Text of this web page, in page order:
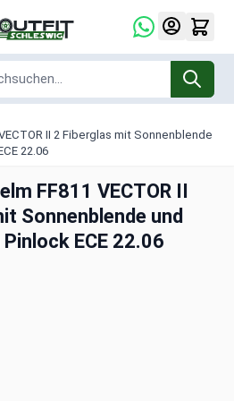
II 2 Fiberglas mit Sonnenblende
22.06
FF811 VECTOR II
Sonnenblende und
ECE 22.06